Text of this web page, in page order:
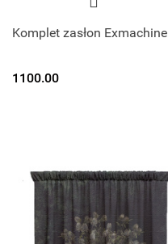
Komplet zasłon Exmachine
1100.00